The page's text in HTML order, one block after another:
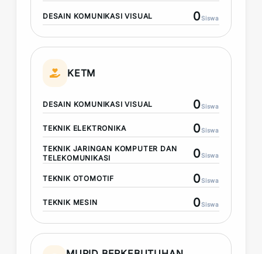
DESAIN KOMUNIKASI VISUAL 0Siswa
KETM
DESAIN KOMUNIKASI VISUAL 0Siswa
TEKNIK ELEKTRONIKA 0Siswa
TEKNIK JARINGAN KOMPUTER DAN
TELEKOMUNIKASI
0Siswa
TEKNIK OTOMOTIF 0Siswa
TEKNIK MESIN 0Siswa